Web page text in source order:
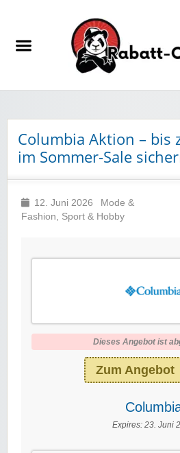
Columbia Aktion – bis
im Sommer-Sale
12. Juni 2026
Mode &
Fashion
Sport & Hobby
Dieses Angebot ist
Zum Angebot
Expires: 23. Juni